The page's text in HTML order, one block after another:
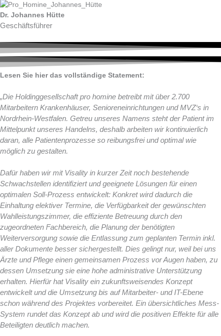
Dr. Johannes Hütte
Geschäftsführer
Lesen Sie hier das vollständige Statement:
„Die Holdinggesellschaft pro homine betreibt mit über 2.700
Mitarbeitern Krankenhäuser, Senioreneinrichtungen und MVZ‘s in
Nordrhein-Westfalen. Getreu unseres Namens steht der Patient im
Mittelpunkt unseres Handelns, deshalb arbeiten wir kontinuierlich
daran, alle Patientenprozesse so reibungsfrei und optimal wie
möglich zu gestalten.
Dafür haben wir mit Visality in kurzer Zeit noch bestehende
Schwachstellen identifiziert und geeignete Lösungen für einen
optimalen Soll-Prozess entwickelt: Konkret wird dadurch die
Einhaltung elektiver Termine, die Verfügbarkeit der gewünschten
Wahlleistungszimmer, die effiziente Betreuung durch den
zugeordneten Fachbereich, die Planung der benötigten
Weiterversorgung sowie die Entlassung zum geplanten Termin inkl.
aller Dokumente besser sichergestellt. Dies gelingt nur, weil bei uns
Ärzte und Pflege einen gemeinsamen Prozess vor Augen haben, zu
dessen Umsetzung sie eine hohe administrative Unterstützung
erhalten. Hierfür hat Visality ein zukunftsweisendes Konzept
entwickelt und die Umsetzung bis auf Mitarbeiter- und IT-Ebene
schon während des Projektes vorbereitet. Ein übersichtliches Mess-
System rundet das Konzept ab und wird die positiven Effekte für alle
Beteiligten deutlich machen.